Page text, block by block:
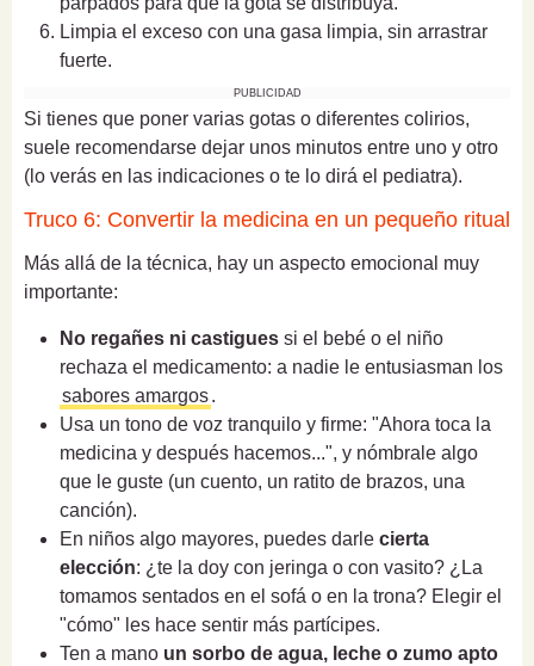
Limpia el exceso con una gasa limpia, sin arrastrar
fuerte.
PUBLICIDAD
Si tienes que poner varias gotas o diferentes colirios,
suele recomendarse dejar unos minutos entre uno y otro
(lo verás en las indicaciones o te lo dirá el pediatra).
Truco 6: Convertir la medicina en un pequeño ritual
Más allá de la técnica, hay un aspecto emocional muy
importante:
No regañes ni castigues si el bebé o el niño
rechaza el medicamento: a nadie le entusiasman los
sabores amargos.
Usa un tono de voz tranquilo y firme: "Ahora toca la
medicina y después hacemos...", y nómbrale algo
que le guste (un cuento, un ratito de brazos, una
canción).
En niños algo mayores, puedes darle cierta
elección: ¿te la doy con jeringa o con vasito? ¿La
tomamos sentados en el sofá o en la trona? Elegir el
"cómo" les hace sentir más partícipes.
Ten a mano un sorbo de agua, leche o zumo apto